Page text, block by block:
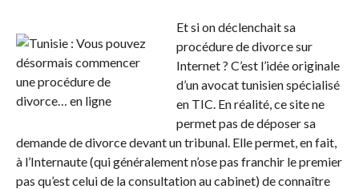
Et si on déclenchait sa
procédure de divorce sur
Internet ? C’est l’idée originale
d’un avocat tunisien spécialisé
en TIC. En réalité, ce site ne
permet pas de déposer sa
demande de divorce devant un tribunal. Elle permet, en fait,
à l’Internaute (qui généralement n’ose pas franchir le premier
pas qu’est celui de la consultation au cabinet) de connaître